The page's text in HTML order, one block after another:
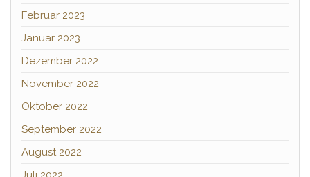
Februar 2023
Januar 2023
Dezember 2022
November 2022
Oktober 2022
September 2022
August 2022